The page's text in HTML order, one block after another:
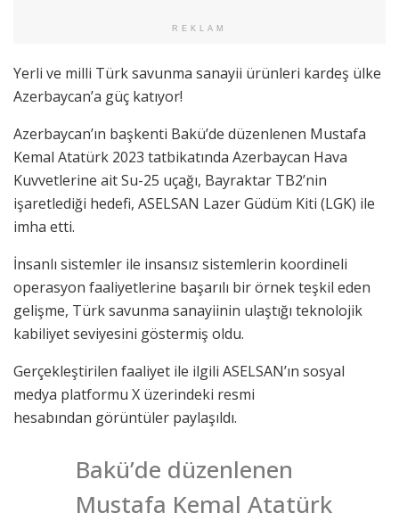
REKLAM
Yerli ve milli Türk savunma sanayii ürünleri kardeş ülke
Azerbaycan’a güç katıyor!
Azerbaycan’ın başkenti Bakü’de düzenlenen Mustafa
Kemal Atatürk 2023 tatbikatında Azerbaycan Hava
Kuvvetlerine ait Su-25 uçağı, Bayraktar TB2’nin
işaretlediği hedefi, ASELSAN Lazer Güdüm Kiti (LGK) ile
imha etti.
İnsanlı sistemler ile insansız sistemlerin koordineli
operasyon faaliyetlerine başarılı bir örnek teşkil eden
gelişme, Türk savunma sanayiinin ulaştığı teknolojik
kabiliyet seviyesini göstermiş oldu.
Gerçekleştirilen faaliyet ile ilgili ASELSAN’ın sosyal
medya platformu X üzerindeki resmi
hesabından görüntüler paylaşıldı.
Bakü’de düzenlenen
Mustafa Kemal Atatürk